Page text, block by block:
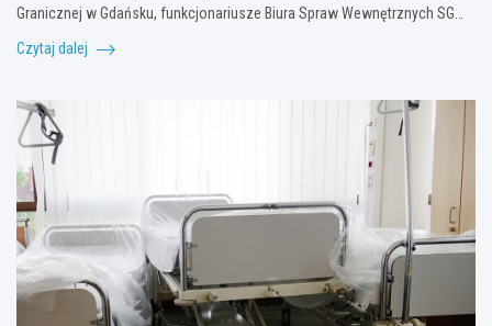
Granicznej w Gdańsku, funkcjonariusze Biura Spraw Wewnętrznych SG…
Czytaj dalej